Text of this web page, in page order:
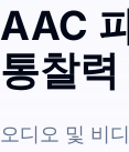
AAC
통찰력
오디오 및 비